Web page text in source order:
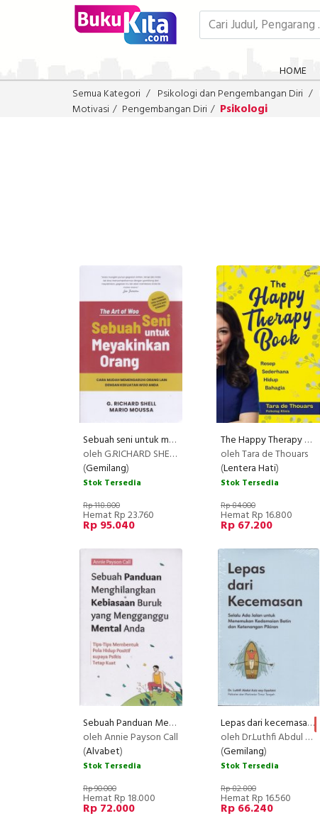
HOME
Semua Kategori
Psikologi dan Pengembangan Diri
Motivasi
Pengembangan Diri Psikologi
Sebuah seni untuk meyakinkan orang ( Cover Baru ) NEW
oleh G.RICHARD SHELL MARIO MOUSSA
(Gemilang)
Stok Tersedia
Rp 118.800
Hemat Rp 23.760
Rp 95.040
The Happy Therapy Book [Resep Sederhana Hidup Bahagia - Edisi TTD Penulis]
oleh Tara de Thouars
(Lentera Hati)
Stok Tersedia
Rp 84.000
Hemat Rp 16.800
Rp 67.200
Sebuah Panduan Menghilangkan Kebiasaan Buruk Yang Menggangu
oleh Annie Payson Call
(Alvabet)
Stok Tersedia
Rp 90.000
Hemat Rp 18.000
Rp 72.000
Lepas dari kecemasan
oleh Dr.Luthfi Abdul Azis
(Gemilang)
Stok Tersedia
Rp 82.800
Hemat Rp 16.560
Rp 66.240